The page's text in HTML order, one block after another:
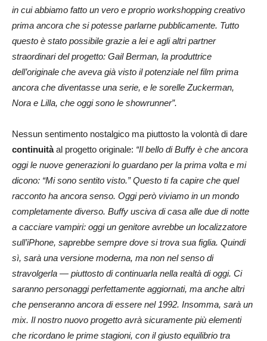
in cui abbiamo fatto un vero e proprio workshopping creativo
prima ancora che si potesse parlarne pubblicamente. Tutto
questo è stato possibile grazie a lei e agli altri partner
straordinari del progetto: Gail Berman, la produttrice
dell’originale che aveva già visto il potenziale nel film prima
ancora che diventasse una serie, e le sorelle Zuckerman,
Nora e Lilla, che oggi sono le showrunner”.
Nessun sentimento nostalgico ma piuttosto la volontà di dare
continuitàal progetto originale: “Il bello di Buffy è che ancora
oggi le nuove generazioni lo guardano per la prima volta e mi
dicono: “Mi sono sentito visto.” Questo ti fa capire che quel
racconto ha ancora senso. Oggi però viviamo in un mondo
completamente diverso. Buffy usciva di casa alle due di notte
a cacciare vampiri: oggi un genitore avrebbe un localizzatore
sull’iPhone, saprebbe sempre dove si trova sua figlia. Quindi
sì, sarà una versione moderna, ma non nel senso di
stravolgerla — piuttosto di continuarla nella realtà di oggi. Ci
saranno personaggi perfettamente aggiornati, ma anche altri
che penseranno ancora di essere nel 1992. Insomma, sarà un
mix. Il nostro nuovo progetto avrà sicuramente più elementi
che ricordano le prime stagioni, con il giusto equilibrio tra